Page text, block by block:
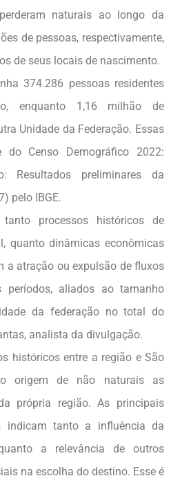
naturais ao longo da
de pessoas, respectivamente,
de seus locais de nascimento.
374.286 pessoas residentes
enquanto 1,16 milhão de
Unidade da Federação. Essas
do Censo Demográfico 2022:
Resultados preliminares da
pelo IBGE.
tanto processos históricos de
quanto dinâmicas econômicas
a atração ou expulsão de fluxos
períodos, aliados ao tamanho
da federação no total do
analista da divulgação.
históricos entre a região e São
origem de não naturais as
própria região. As principais
indicam tanto a influência da
a relevância de outros
na escolha do destino. Esse é